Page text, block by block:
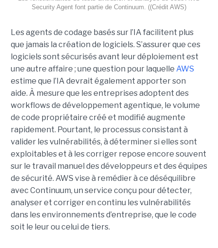
Security Agent font partie de Continuum. ((Crédit AWS)
Les agents de codage basés sur l’IA facilitent plus
que jamais la création de logiciels. S’assurer que ces
logiciels sont sécurisés avant leur déploiement est
une autre affaire ; une question pour laquelle AWS
estime que l’IA devrait également apporter son
aide. À mesure que les entreprises adoptent des
workflows de développement agentique, le volume
de code propriétaire créé et modifié augmente
rapidement. Pourtant, le processus consistant à
valider les vulnérabilités, à déterminer si elles sont
exploitables et à les corriger repose encore souvent
sur le travail manuel des développeurs et des équipes
de sécurité. AWS vise à remédier à ce déséquilibre
avec Continuum, un service conçu pour détecter,
analyser et corriger en continu les vulnérabilités
dans les environnements d’entreprise, que le code
soit le leur ou celui de tiers.